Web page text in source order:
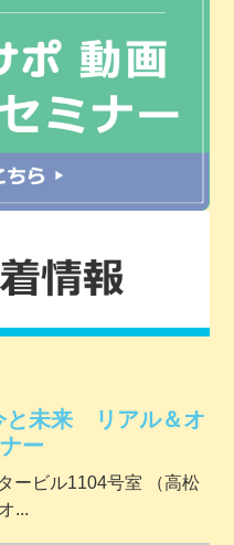
と未来 リアル＆オ
ー
ービル1104号室 （⾼松
...